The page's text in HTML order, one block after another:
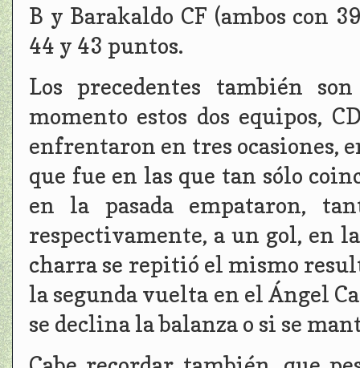
B y Barakaldo CF (ambos con
44 y 43 puntos.
Los precedentes también
momento estos dos equipos,
enfrentaron en tres ocasiones,
que fue en las que tan sólo
en la pasada empataron,
respectivamente, a un gol, en
charra se repitió el mismo
la segunda vuelta en el Ángel
se declina la balanza o si se